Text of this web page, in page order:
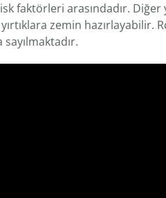
faktörleri arasındadır. Diğer
zemin